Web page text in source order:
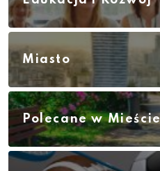
Miasto
Polecane w Mieście